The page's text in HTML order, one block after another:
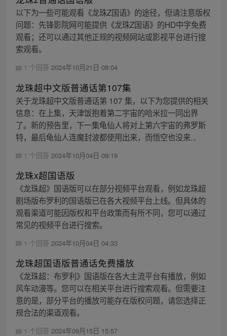
以下为一些可能观看《龙珠Z国语》的途径，但请注意版权
问题：先锋影院网可能提供《龙珠Z国语》的HD中字免费
观看；还可以通过其他正规的视频网站或影视平台进行搜
索观看。
1 个回答 2024年10月21日 08:04
龙珠超中文版普通话第107集
关于龙珠超中文版普通话第 107 集，以下为您提供的相关
信息：在上集，天津饭抱着第二宇宙的哈米拉一同出界
了。新的预告里，下一集龟仙人将对上第六宇宙的弗罗斯
特，最后龟仙人连魔封波都使用出来，而悟空也没来...
1 个回答 2024年10月04日 09:19
龙珠x超国语版
《龙珠超》国语版可以在部分视频平台观看，例如龙珠超
剧场版布罗利的国语版已在各大视频平台上线。但具体的
观看渠道可能因版权和平台政策而有所不同，您可以通过
常见的视频平台进行搜索。
1 个回答 2024年10月04日 04:33
龙珠超国语版普通话免费播放
《龙珠超：布罗利》国语版在各大主流平台有播放，例如
风车动漫等。您可以在相关平台进行搜索观看。但需要注
意的是，部分平台的播放可能存在版权问题，请您选择正
规合法的渠道观看。
1 个回答 2024年09月15日 15:57